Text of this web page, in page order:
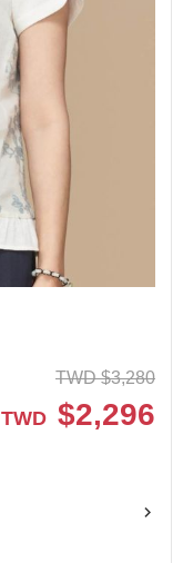
TWD $3,280
TWD $2,296